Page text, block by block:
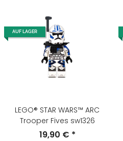
AUF LAGER
LEGO® STAR WARS™ ARC
Trooper Fives sw1326
19,90 € *